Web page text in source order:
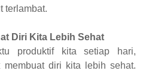
terlambat.
Diri Kita Lebih Sehat
produktif kita setiap hari,
diri kita lebih sehat.